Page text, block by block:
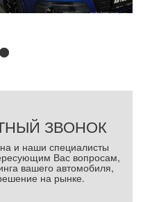
ЗВОНОК
и наши специалисты
Вас вопросам,
вашего автомобиля,
на рынке.